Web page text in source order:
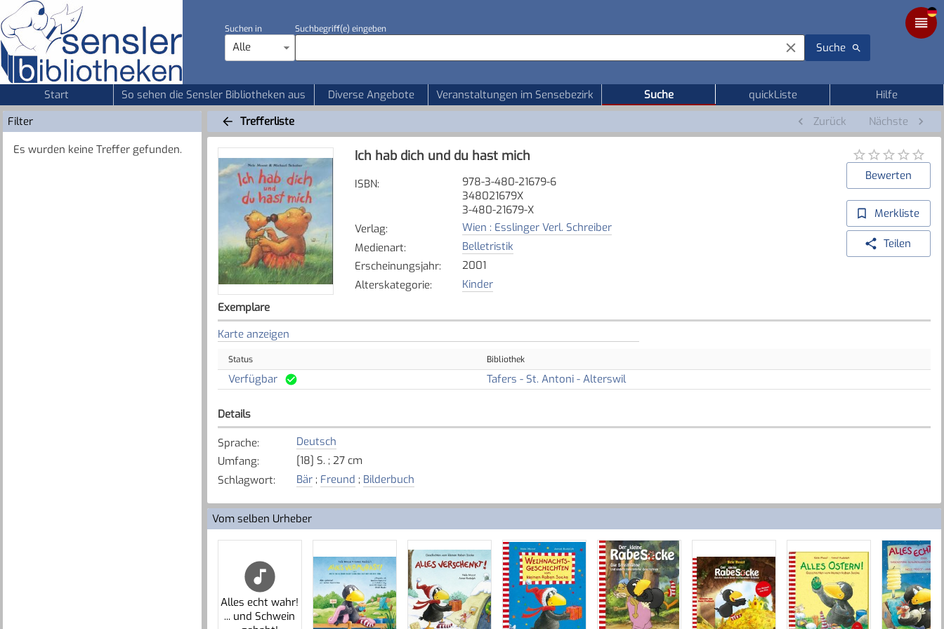
Suchen in
Alle
Suchbegriff(e) eingeben
Suche
Start So sehen die Sensler Bibliotheken aus Diverse Angebote Veranstaltungen im Sensebezirk Suche quickListe
Hilfe
Filter
Es wurden keine Treffer gefunden.
Trefferliste Zurück Nächste
Ich hab dich und du hast mich
ISBN:
978-3-480-21679-6
348021679X
3-480-21679-X
Verlag:
Wien : Esslinger Verl. Schreiber
Medienart:
Belletristik
Erscheinungsjahr:
2001
Alterskategorie: Kinder
Bewerten
Merkliste
Teilen
Exemplare
Karte anzeigen
Status Bibliothek
Verfügbar Tafers - St. Antoni - Alterswil
Details
Sprache:
Deutsch
Umfang:
[18] S. ; 27 cm
Schlagwort: Bär; Freund ; Bilderbuch
Vom selben Urheber
Alles echt wahr!
... und Schwein